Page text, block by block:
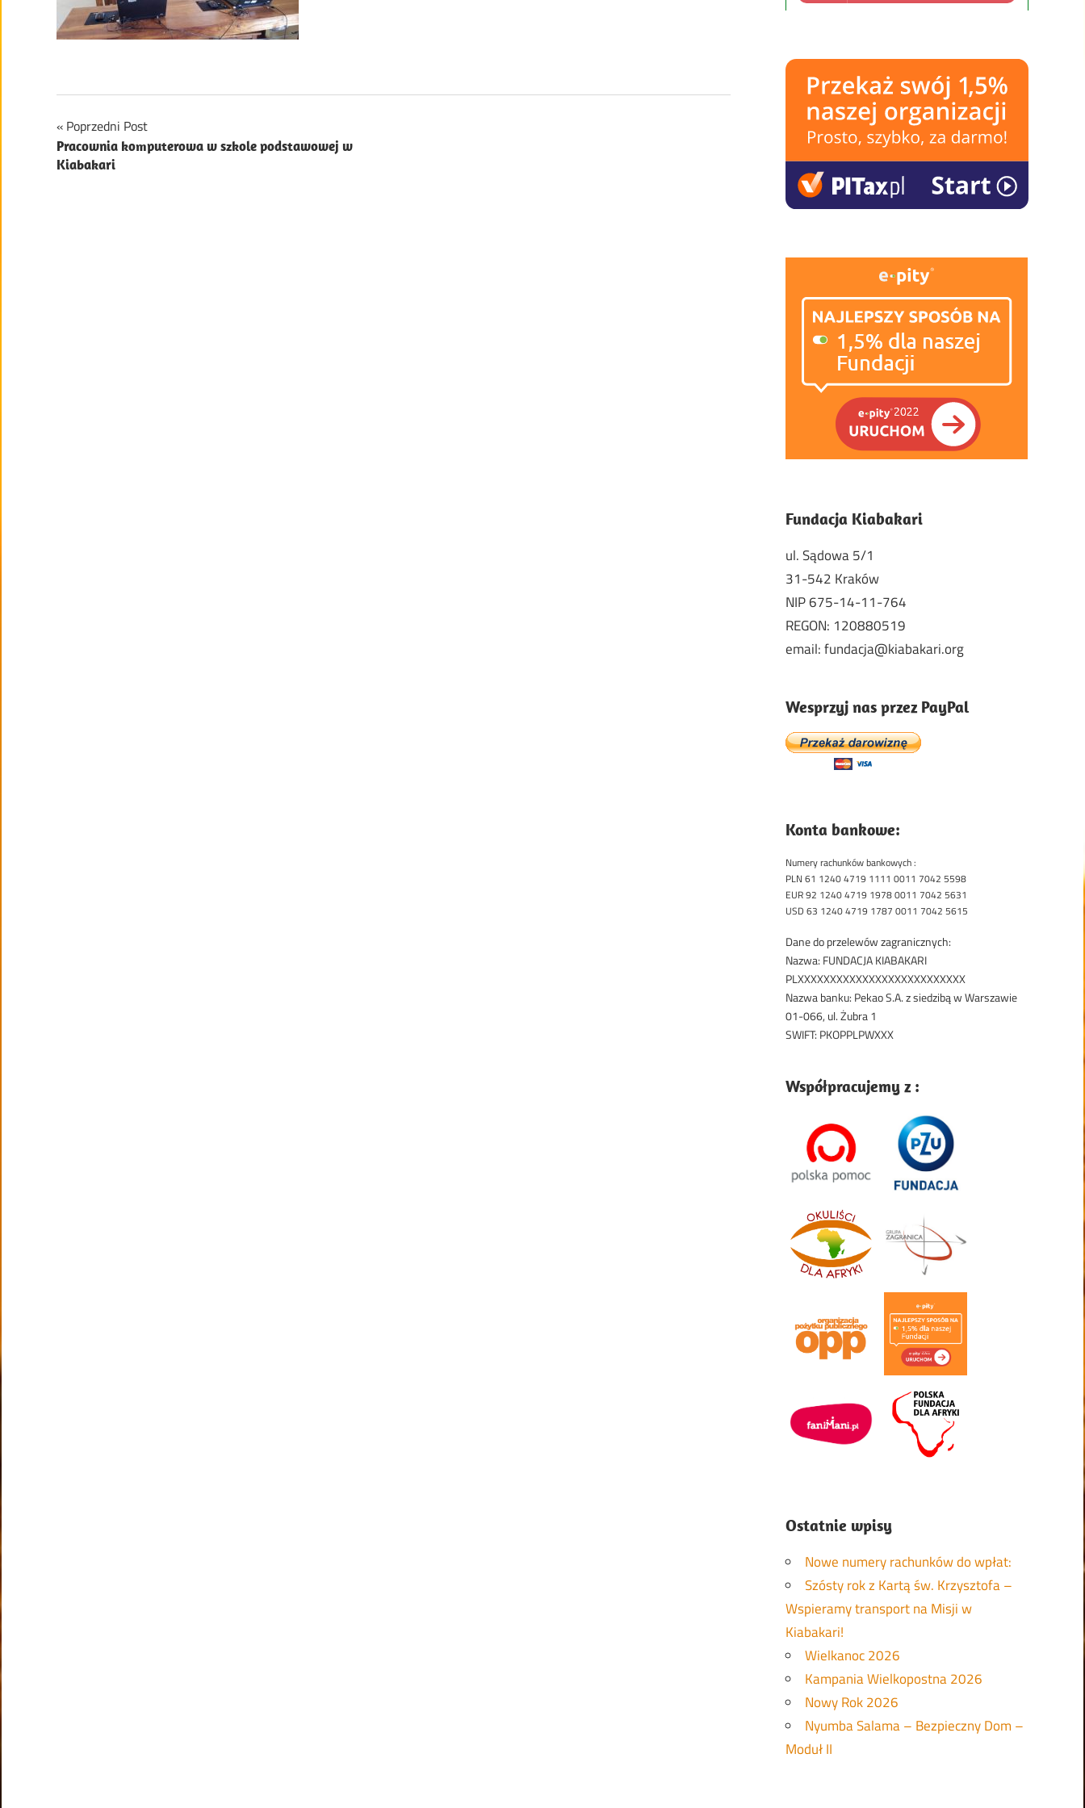
Nawigacja
wpisu
Poprzedni Post
Pracownia komputerowa w szkole podstawowej w
Kiabakari
Fundacja Kiabakari
ul. Sądowa 5/1
31-542 Kraków
NIP 675-14-11-764
REGON: 120880519
email: fundacja@kiabakari.org
Wesprzyj nas przez PayPal
Konta bankowe:
Numery rachunków bankowych :
PLN 61 1240 4719 1111 0011 7042 5598
EUR 92 1240 4719 1978 0011 7042 5631
USD 63 1240 4719 1787 0011 7042 5615
Dane do przelewów zagranicznych:
Nazwa: FUNDACJA KIABAKARI
PLXXXXXXXXXXXXXXXXXXXXXXXXXX
Nazwa banku: Pekao S.A. z siedzibą w Warszawie
01-066, ul. Żubra 1
SWIFT: PKOPPLPWXXX
Współpracujemy z :
Ostatnie wpisy
Nowe numery rachunków do wpłat:
Szósty rok z Kartą św. Krzysztofa –
Wspieramy transport na Misji w
Kiabakari!
Wielkanoc 2026
Kampania Wielkopostna 2026
Nowy Rok 2026
Nyumba Salama – Bezpieczny Dom –
Moduł II